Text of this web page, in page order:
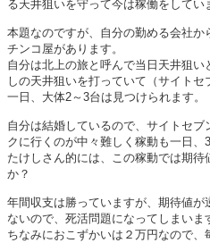
る天井狙いを守って今は稼働をしてい
本題なのですが、自分の勤める会社
チンコ屋があります。
自分は北上の旅と呼んで当日天井狙
しの天井狙いを打っていて（サイトセ
一日、大体2～3台は見つけられます。
自分は結婚しているので、サイトセ
クに行くのが中々難しく稼動も一日、3
たけしさん的には、この稼動では期
か？
年間収支は勝っていますが、期待値
ないので、死活問題になってしまいま
ちなみにおこずかいは２万円なので、